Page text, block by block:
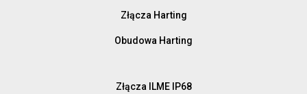
Złącza Harting
Obudowa Harting
Złącza ILME IP68